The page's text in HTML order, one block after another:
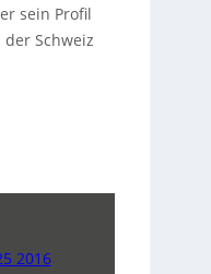
sein Profil
Schweiz
2016